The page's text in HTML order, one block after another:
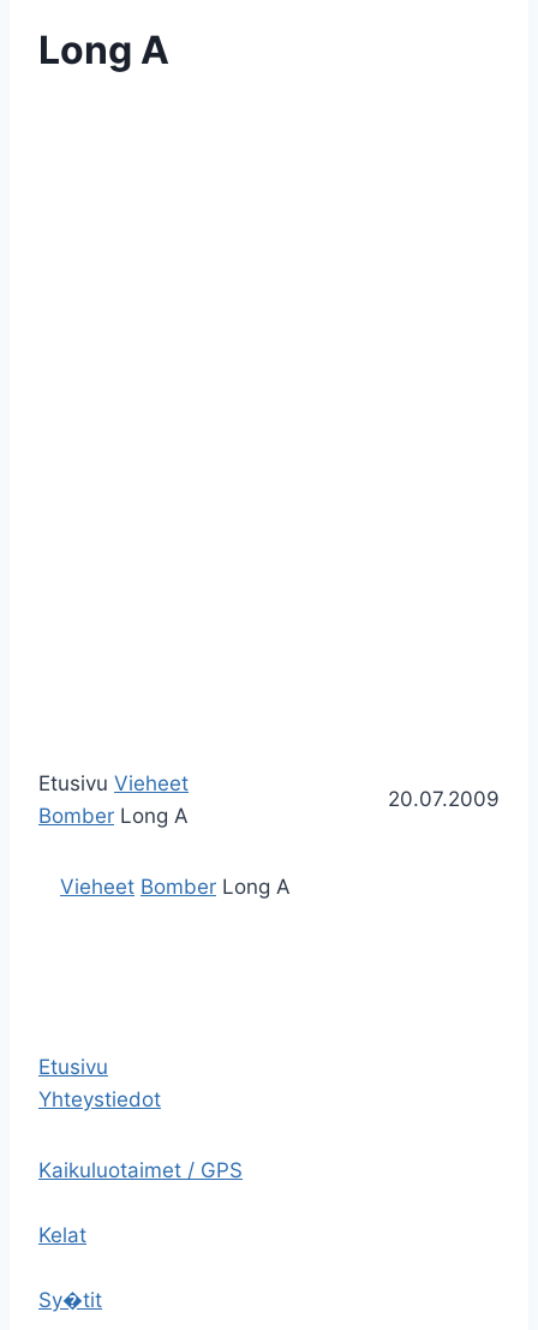
BlueFox
Long A
Etusivu Vieheet
Bomber Long A
20.07.2009
Vieheet Bomber Long A
Etusivu
Yhteystiedot
Kaikuluotaimet / GPS
Kelat
Sy�tit